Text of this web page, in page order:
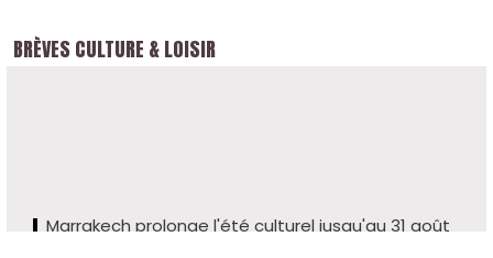
BRÈVES CULTURE & LOISIR
après 130 millions d'années